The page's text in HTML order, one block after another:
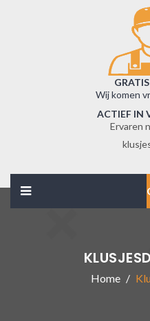
Wij komen
ACTIEF IN
Ervaren
Home